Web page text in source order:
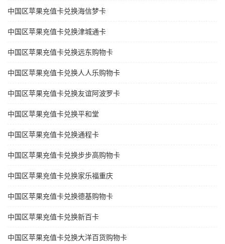
中国区苹果充值卡兑换海信梦卡
中国区苹果充值卡兑换津城通卡
中国区苹果充值卡兑换远东购物卡
中国区苹果充值卡兑换人人乐购物卡
中国区苹果充值卡兑换友谊阿波罗卡
中国区苹果充值卡兑换平和堂
中国区苹果充值卡兑换通程卡
中国区苹果充值卡兑换步步高购物卡
中国区苹果充值卡兑换家乐福重庆
中国区苹果充值卡兑换德基购物卡
中国区苹果充值卡兑换新百卡
中国区苹果充值卡兑换大洋百货购物卡